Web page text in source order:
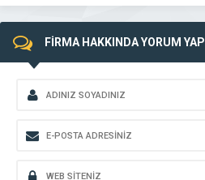
FİRMA HAKKINDA YORUM YAP